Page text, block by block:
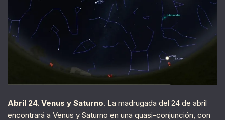
Abril 24. Venus y Saturno. La madrugada del 24 de abril
encontrará a Venus y Saturno en una quasi-conjunción, con